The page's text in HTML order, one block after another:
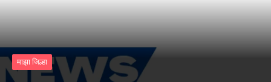
माझा जिल्हा